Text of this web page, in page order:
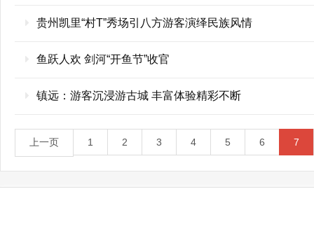
贵州凯里“村T”秀场引八方游客演绎民族风情
鱼跃人欢 剑河“开鱼节”收官
镇远：游客沉浸游古城 丰富体验精彩不断
上一页 1 2 3 4 5 6 7